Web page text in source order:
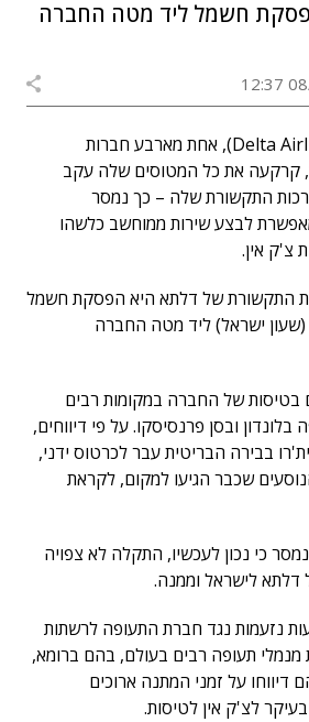
חשמל ליד מטה החברה
08/
(Delta Airlines), אחת מארבע חברות
קרקעה את כל המטוסים שלה עקב
התקשורת שלה – כך נמסר
לבצע שירות ממוחשב כלשהו
צ'ק אין.
התקשורת של דלתא היא הפסקת חשמל
ישראל) ליד מטה החברה
בטיסות של החברה במקומות רבים
ובסן פרנסיסקו. על פי דיווחים,
בבירה הבריטית עבר לכרטוס ידני,
שכבר הגיעו למקום, לקראת
כי נכון לעכשיו, התקלה לא צפויה
לישראל וממנה.
נזעמות נגד חברת התעופה לרשתות
תעופה רבים בעולם, בהם ברומא,
דיווחו על זמני המתנה ארוכים
לצ'ק אין לטיסות.